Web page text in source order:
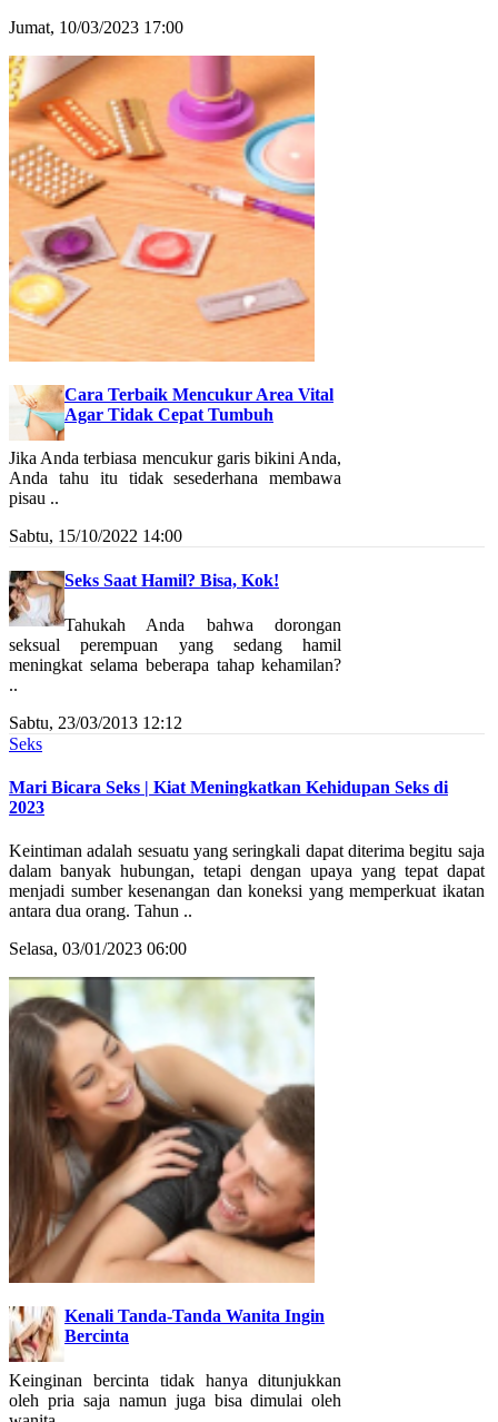
Jumat, 10/03/2023 17:00
Cara Terbaik Mencukur Area Vital
Agar Tidak Cepat Tumbuh
Jika Anda terbiasa mencukur garis bikini Anda,
Anda tahu itu tidak sesederhana membawa
pisau ..
Sabtu, 15/10/2022 14:00
Seks Saat Hamil? Bisa, Kok!
Tahukah Anda bahwa dorongan
seksual perempuan yang sedang hamil
meningkat selama beberapa tahap kehamilan?
..
Sabtu, 23/03/2013 12:12
Seks
Mari Bicara Seks | Kiat Meningkatkan Kehidupan Seks di
2023
Keintiman adalah sesuatu yang seringkali dapat diterima begitu saja
dalam banyak hubungan, tetapi dengan upaya yang tepat dapat
menjadi sumber kesenangan dan koneksi yang memperkuat ikatan
antara dua orang. Tahun ..
Selasa, 03/01/2023 06:00
Kenali Tanda-Tanda Wanita Ingin
Bercinta
Keinginan bercinta tidak hanya ditunjukkan
oleh pria saja namun juga bisa dimulai oleh